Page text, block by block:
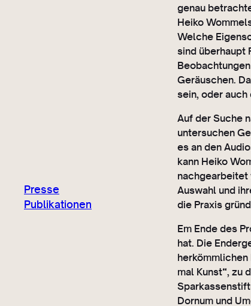
Presse
Publikationen
genau
Heiko
Welche
sind überhaupt
Geräuschen.
sein, oder auch
Auf der Suche
untersuchen
es an den
kann Heiko
nachgearbeitet
Auswahl und
die Praxis
Em Ende des
hat. Die
herkömmlichen
mal Kunst“, zu
Dornum und